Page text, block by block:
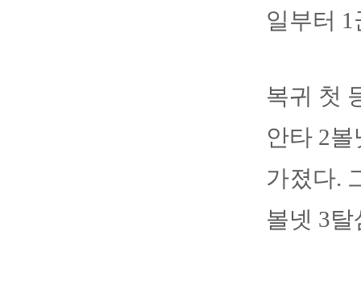
일부터
복귀 첫
안타 2
가졌다.
볼넷 3